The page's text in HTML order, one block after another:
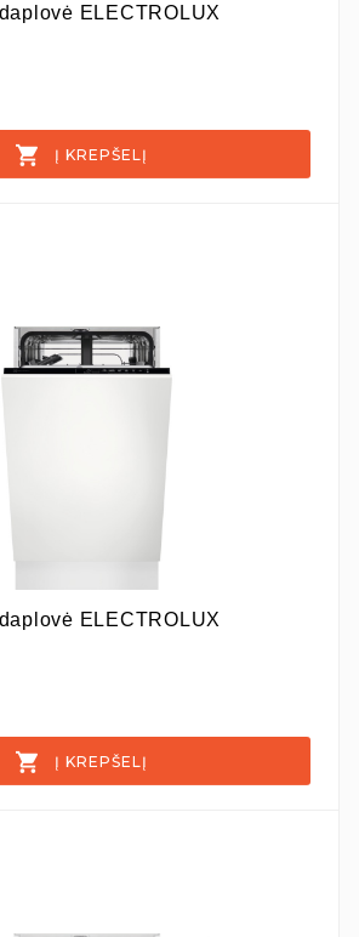
ELECTROLUX
Į KREPŠELĮ
ELECTROLUX
Į KREPŠELĮ